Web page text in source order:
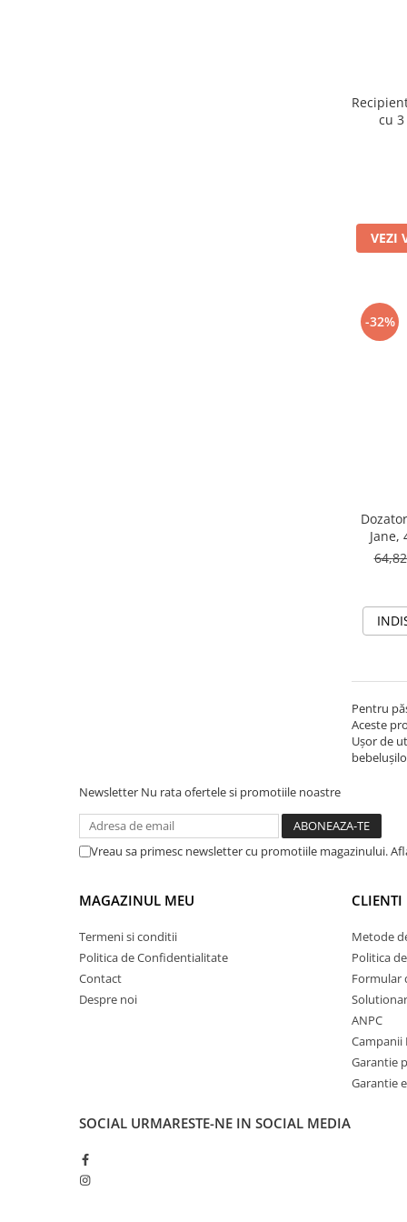
cu
VEZI
-32%
Jane,
Pentru
Aceste
Ușor de
Newsletter Nu rata ofertele si promotiile noastre
Vreau sa primesc newsletter cu promotiile magazinului.
MAGAZINUL MEU
Termeni si conditii
Politica de Confidentialitate
Contact
Despre noi
CLIENTI
Metode
Politica
Formular
ANPC
Garantie
Garantie
SOCIAL URMARESTE-NE IN SOCIAL MEDIA